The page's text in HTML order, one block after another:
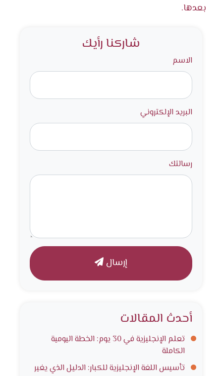
بعدها.
شاركنا رأيك
الاسم
البريد الإلكتروني
رسالتك
إرسال
أحدث المقالات
تعلم الإنجليزية في 30 يوم: الخطة اليومية
الكاملة
تأسيس اللغة الإنجليزية للكبار: الدليل الذي يغير